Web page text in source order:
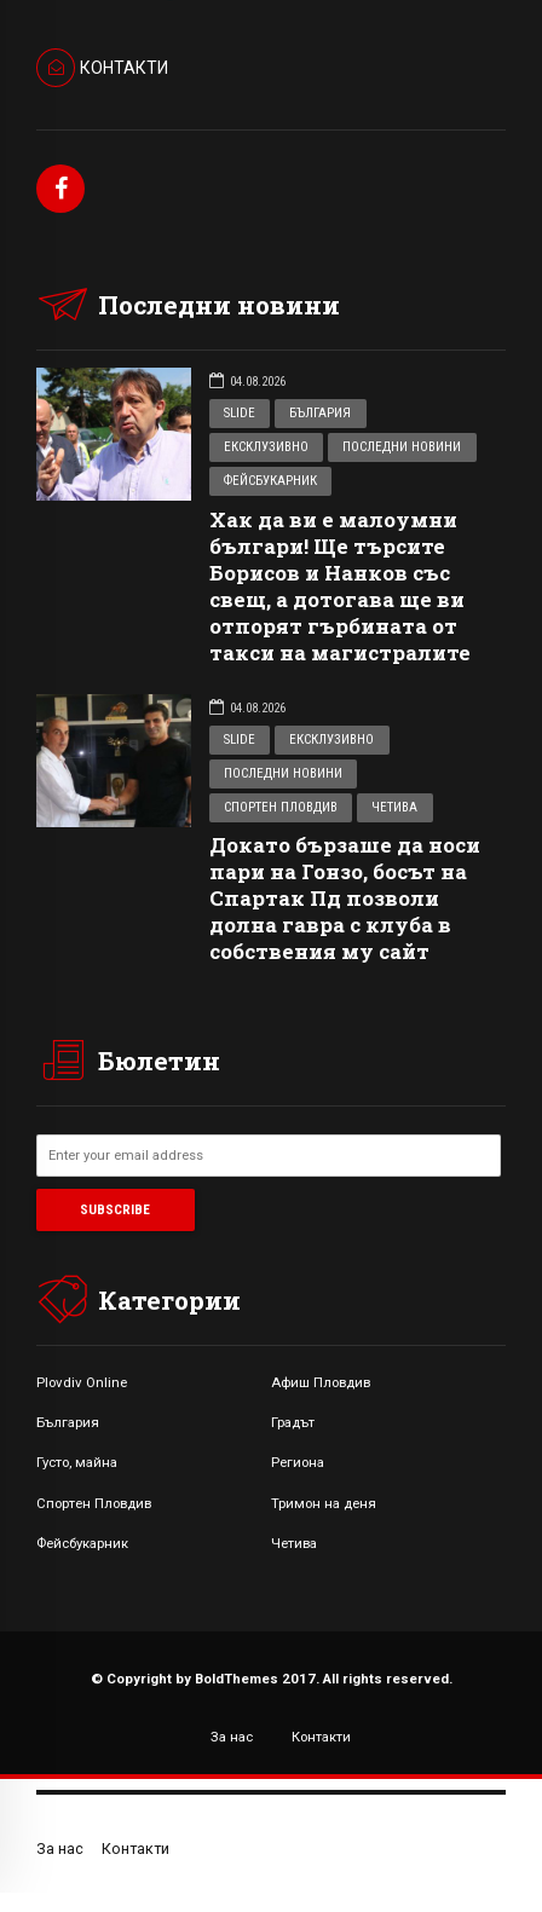
КОНТАКТИ
Последни новини
04.08.2026
SLIDE
БЪЛГАРИЯ
ЕКСКЛУЗИВНО ПОСЛЕДНИ НОВИНИ
ФЕЙСБУКАРНИК
Хак да ви е малоумни
българи! Ще търсите
Борисов и Нанков със
свещ, а дотогава ще ви
отпорят гърбината от
такси на магистралите
04.08.2026
SLIDE
ЕКСКЛУЗИВНО
ПОСЛЕДНИ НОВИНИ
СПОРТЕН ПЛОВДИВ ЧЕТИВА
Докато бързаше да носи
пари на Гонзо, босът на
Спартак Пд позволи
долна гавра с клуба в
собствения му сайт
Бюлетин
Категории
Plovdiv Online Афиш Пловдив
България Градът
Густо, майна Региона
Спортен Пловдив Тримон на деня
Фейсбукарник Четива
© Copyright by BoldThemes 2017. All rights reserved.
За нас Контакти
За нас Контакти